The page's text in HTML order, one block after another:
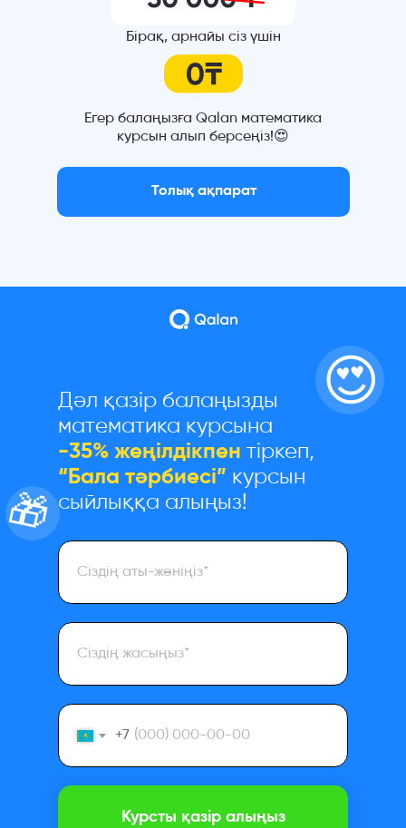
Егер балаңызға Qalan математика
курсын алып берсеңіз!😍
Бірақ, арнайы сіз үшін
Толық ақпарат
+7
Курсты қазір алыңыз
Дәл қазір балаңызды
математика курсына
-35% жеңілдікпен тіркеп,
“Бала тәрбиесі” курсын
сыйлыққа алыңыз!
😍
🎁